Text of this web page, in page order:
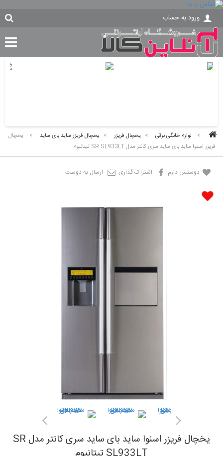
ورود به حساب
> لوازم خانگی برقی > یخچال فریزر > یخچال فریزر ساید بای ساید >
یخچال
فریزر اسنوا ساید بای ساید سری کانتر مدل SR SL933LT تیتانیوم
دوستش دارم اشتراک گذاری ارسال به دوست
یخچال فریزر اسنوا ساید بای ساید سری کانتر مدل SR